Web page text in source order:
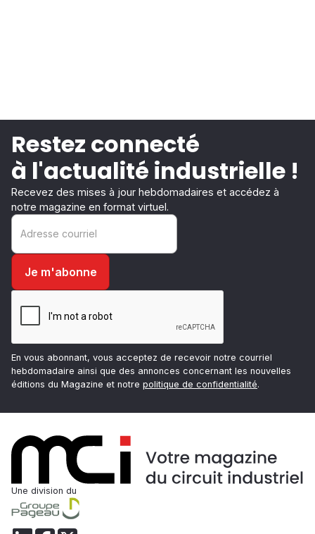
Restez connecté
à l'actualité industrielle !
Recevez des mises à jour hebdomadaires et accédez à
notre magazine en format virtuel.
En vous abonnant, vous acceptez de recevoir notre courriel
hebdomadaire ainsi que des annonces concernant les nouvelles
éditions du Magazine et notre politique de confidentialité.
Une division du